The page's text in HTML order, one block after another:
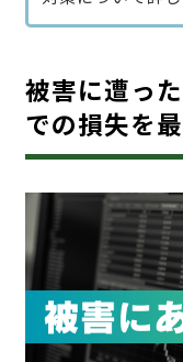
被害に遭っ
での損失を